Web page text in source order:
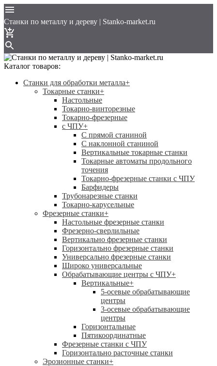
Cтанки по металлу и дереву | Stanko-market.ru
Каталог товаров:
Станки для обработки металла+
Токарные станки+
Настольные
Токарно-винторезные
Токарно-фрезерные
с ЧПУ+
С прямой станиной
C наклонной станиной
Вертикальные токарные станки
Токарные автоматы продольного
точения
Токарно-фрезерные станки с ЧПУ
Барфидеры
Трубонарезные станки
Токарно-карусельные
Фрезерные станки+
Настольные фрезерные станки
Фрезерно-сверлильные
Вертикально фрезерные станки
Горизонтально фрезерные станки
Универсально фрезерные станки
Широко универсальные
Обрабатывающие центры с ЧПУ+
Вертикальные+
5-осевые обрабатывающие
центры
3-осевые обрабатывающие
центры
Горизонтальные
Пятикоординатные
Фрезерные станки с ЧПУ
Горизонтально расточные станки
Эрозионные станки+